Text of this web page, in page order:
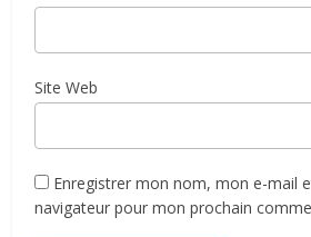
Site Web
Enregistrer mon nom, mon e-mail
navigateur pour mon prochain